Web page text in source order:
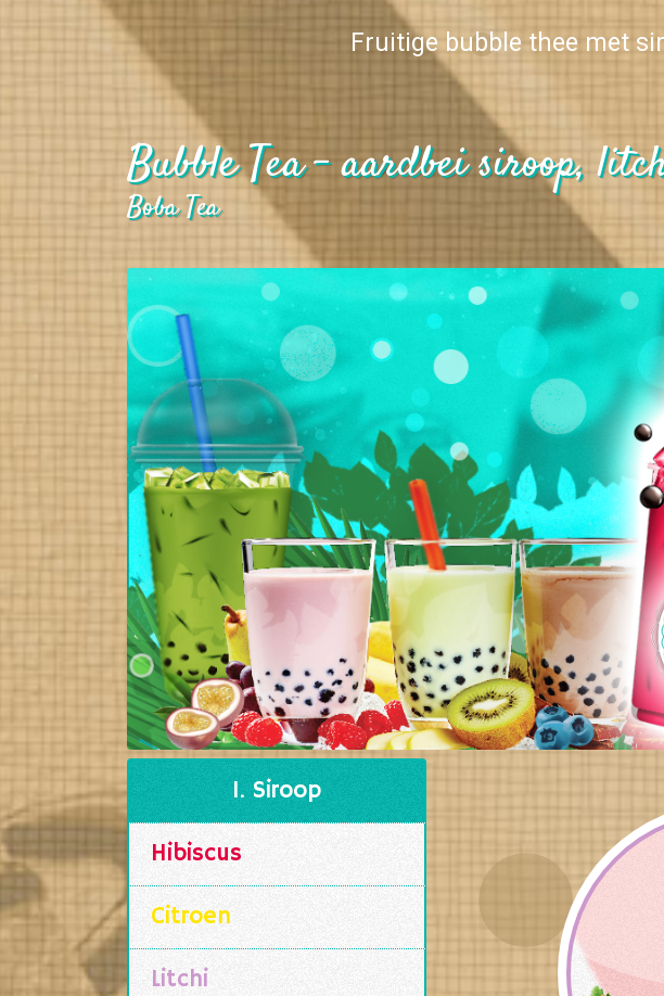
Fruitige bubble thee met
Bubble Tea - aardbei siroop,
Boba Tea
1. Siroop
Hibiscus
Citroen
Litchi